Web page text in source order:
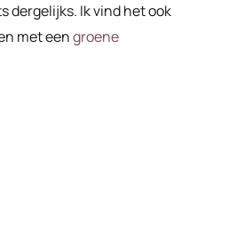
dergelijks. Ik vind het ook
met eengroene